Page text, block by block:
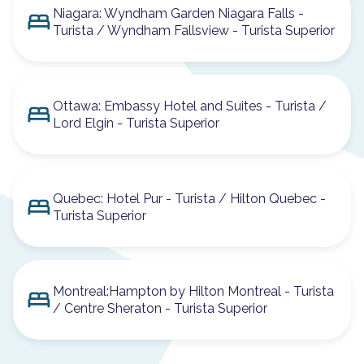
Niagara: Wyndham Garden Niagara Falls -
Turista / Wyndham Fallsview - Turista Superior
Ottawa: Embassy Hotel and Suites - Turista /
Lord Elgin - Turista Superior
Quebec: Hotel Pur - Turista / Hilton Quebec -
Turista Superior
Montreal:Hampton by Hilton Montreal - Turista
/ Centre Sheraton - Turista Superior